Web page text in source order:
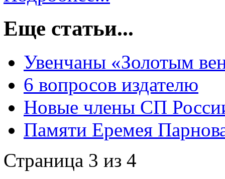
Еще статьи...
Увенчаны «Золотым
6 вопросов издателю
Новые члены СП
Памяти Еремея
Страница 3 из 4